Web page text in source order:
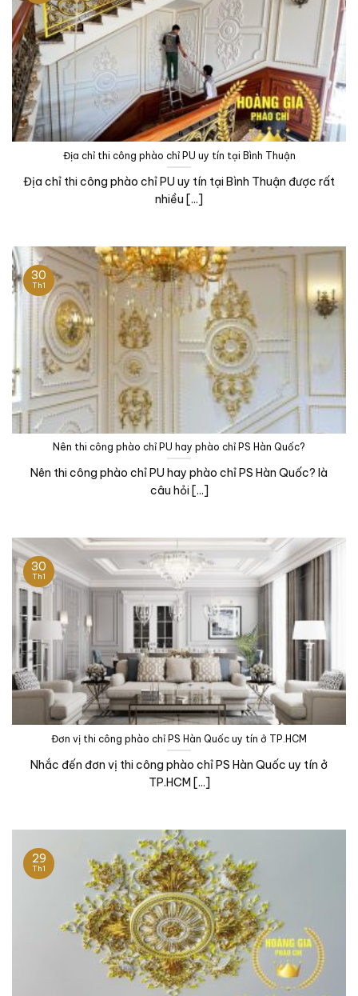
Địa chỉ thi công phào chỉ PU uy tín tại Bình Thuận
Địa chỉ thi công phào chỉ PU uy tín tại Bình Thuận được rất
nhiều [...]
Nên thi công phào chỉ PU hay phào chỉ PS Hàn Quốc?
Nên thi công phào chỉ PU hay phào chỉ PS Hàn Quốc? là
câu hỏi [...]
30
Th1
Đơn vị thi công phào chỉ PS Hàn Quốc uy tín ở TP.HCM
Nhắc đến đơn vị thi công phào chỉ PS Hàn Quốc uy tín ở
TP.HCM [...]
30
Th1
29
Th1